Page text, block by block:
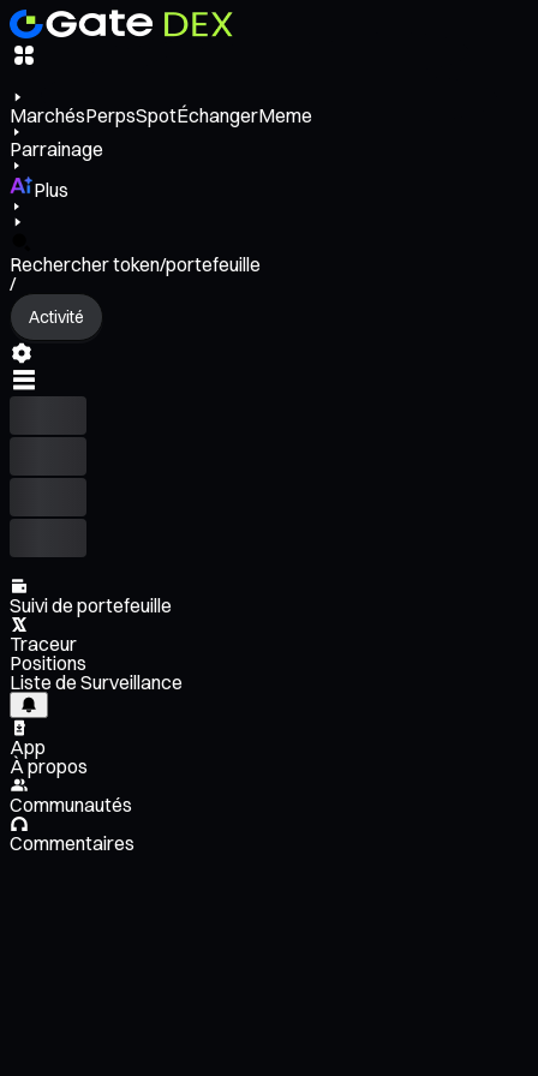
MarchésPerpsSpotÉchangerMeme
Parrainage
Plus
Rechercher token/portefeuille
/
Activité
Suivi de portefeuille
Traceur
Positions
Liste de Surveillance
App
À propos
Communautés
Commentaires